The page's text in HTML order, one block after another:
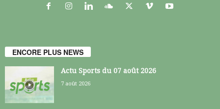
ENCORE PLUS NEWS
Actu Sports du 07 août 2026
7 août 2026